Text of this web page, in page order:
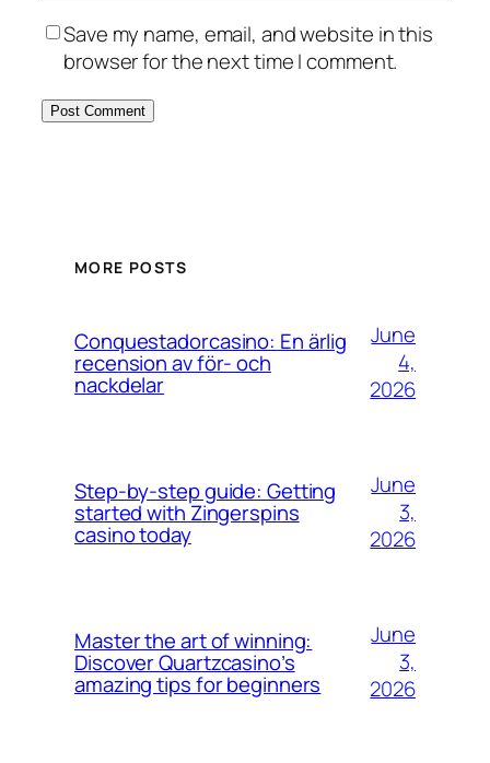
Save my name, email, and website in this
browser for the next time I comment.
MORE POSTS
Conquestadorcasino: En ärlig
recension av för- och
nackdelar
June
4,
2026
Step-by-step guide: Getting
started with Zingerspins
casino today
June
3,
2026
Master the art of winning:
Discover Quartzcasino’s
amazing tips for beginners
June
3,
2026